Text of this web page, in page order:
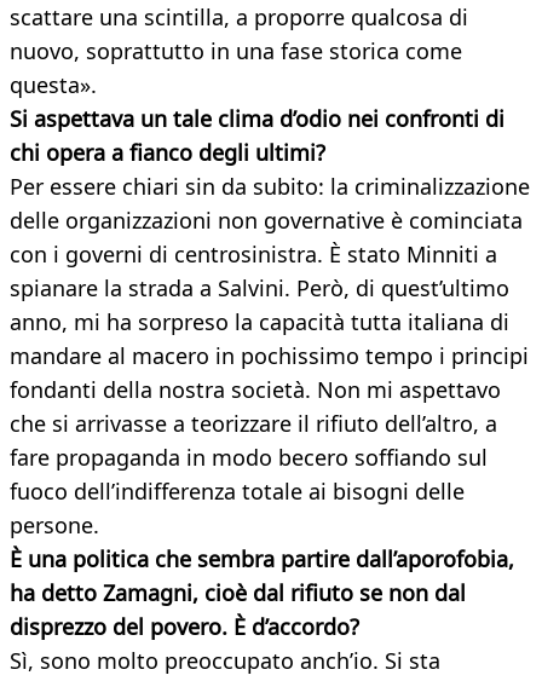
scattare una scintilla, a proporre qualcosa di
nuovo, soprattutto in una fase storica come
questa».
Si aspettava un tale clima d’odio nei confronti di
chi opera a fianco degli ultimi?
Per essere chiari sin da subito: la criminalizzazione
delle organizzazioni non governative è cominciata
con i governi di centrosinistra. È stato Minniti a
spianare la strada a Salvini. Però, di quest’ultimo
anno, mi ha sorpreso la capacità tutta italiana di
mandare al macero in pochissimo tempo i principi
fondanti della nostra società. Non mi aspettavo
che si arrivasse a teorizzare il rifiuto dell’altro, a
fare propaganda in modo becero soffiando sul
fuoco dell’indifferenza totale ai bisogni delle
persone.
È una politica che sembra partire dall’aporofobia,
ha detto Zamagni, cioè dal rifiuto se non dal
disprezzo del povero. È d’accordo?
Sì, sono molto preoccupato anch’io. Si sta